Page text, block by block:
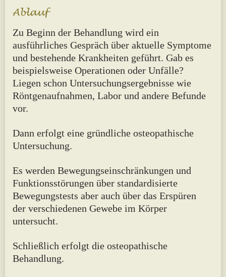
Zu Beginn der Behandlung wird ein
ausführliches Gespräch über aktuelle Symptome
und bestehende Krankheiten geführt. Gab es
beispielsweise Operationen oder Unfälle?
Liegen schon Untersuchungsergebnisse wie
Röntgenaufnahmen, Labor und andere Befunde
vor.
Dann erfolgt eine gründliche osteopathische
Untersuchung.
Es werden Bewegungseinschränkungen und
Funktionsstörungen über standardisierte
Bewegungstests aber auch über das Erspüren
der verschiedenen Gewebe im Körper
untersucht.
Schließlich erfolgt die osteopathische
Behandlung.